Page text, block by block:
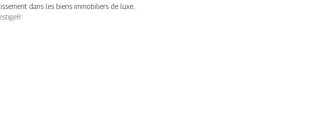
dans les biens immobiliers de luxe...